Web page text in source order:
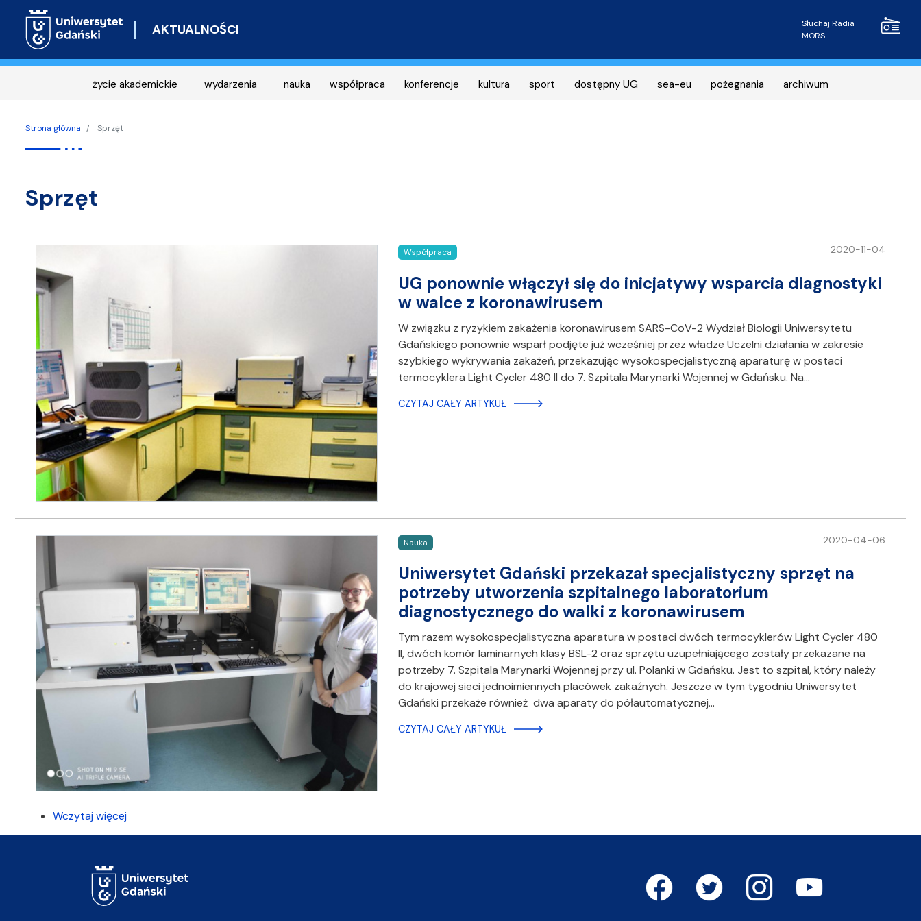
AKTUALNOŚCI Radio
Słuchaj Radia
MORS
życie akademickie wydarzenia nauka współpraca konferencje kultura sport dostępny UG sea-eu pożegnania archiwum
Strona główna Sprzęt
sprzęt
Współpraca 2020-11-04
UG ponownie włączył się do inicjatywy wsparcia diagnostyki
w walce z koronawirusem
W związku z ryzykiem zakażenia koronawirusem SARS-CoV-2 Wydział Biologii Uniwersytetu
Gdańskiego ponownie wsparł podjęte już wcześniej przez władze Uczelni działania w zakresie
szybkiego wykrywania zakażeń, przekazując wysokospecjalistyczną aparaturę w postaci
termocyklera Light Cycler 480 II do 7. Szpitala Marynarki Wojennej w Gdańsku. Na…
CZYTAJ CAŁY ARTYKUŁ
Nauka 2020-04-06
Uniwersytet Gdański przekazał specjalistyczny sprzęt na
potrzeby utworzenia szpitalnego laboratorium
diagnostycznego do walki z koronawirusem
Tym razem wysokospecjalistyczna aparatura w postaci dwóch termocyklerów Light Cycler 480
II, dwóch komór laminarnych klasy BSL-2 oraz sprzętu uzupełniającego zostały przekazane na
potrzeby 7. Szpitala Marynarki Wojennej przy ul. Polanki w Gdańsku. Jest to szpital, który należy
do krajowej sieci jednoimiennych placówek zakaźnych. Jeszcze w tym tygodniu Uniwersytet
Gdański przekaże również dwa aparaty do półautomatycznej…
CZYTAJ CAŁY ARTYKUŁ
Wczytaj więcej